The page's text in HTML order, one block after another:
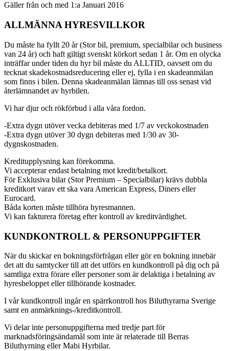
Gäller från och med 1:a Januari 2016
ALLMÄNNA HYRESVILLKOR
Du måste ha fyllt 20 år (Stor bil, premium, specialbilar och business
van 24 år) och haft giltigt svenskt körkort sedan 1 år. Om en olycka
inträffar under tiden du hyr bil måste du ALLTID, oavsett om du
tecknat skadekostnadsreducering eller ej, fylla i en skadeanmälan
som finns i bilen. Denna skadeanmälan lämnas till oss senast vid
återlämnandet av hyrbilen.
Vi har djur och rökförbud i alla våra fordon.
-Extra dygn utöver vecka debiteras med 1/7 av veckokostnaden
-Extra dygn utöver 30 dygn debiteras med 1/30 av 30-
dygnskostnaden.
Kreditupplysning kan förekomma.
Vi accepterar endast betalning mot kredit/betalkort.
För Exklusiva bilar (Stor Premium – Specialbilar) krävs dubbla
kreditkort varav ett ska vara American Express, Diners eller
Eurocard.
Båda korten måste tillhöra hyresmannen.
Vi kan fakturera företag efter kontroll av kreditvärdighet.
KUNDKONTROLL & PERSONUPPGIFTER
När du skickar en bokningsförfrågan eller gör en bokning innebär
det att du samtycker till att det utförs en kundkontroll på dig och på
samtliga extra förare eller personer som är delaktiga i betalning av
hyresbeloppet eller tillhörande kostnader.
I vår kundkontroll ingår en spärrkontroll hos Biluthyrarna Sverige
samt en anmärknings-/kreditkontroll.
Vi delar inte personuppgifterna med tredje part för
marknadsföringsändamål som inte är relaterade till Berras
Biluthyrning eller Mabi Hyrbilar.